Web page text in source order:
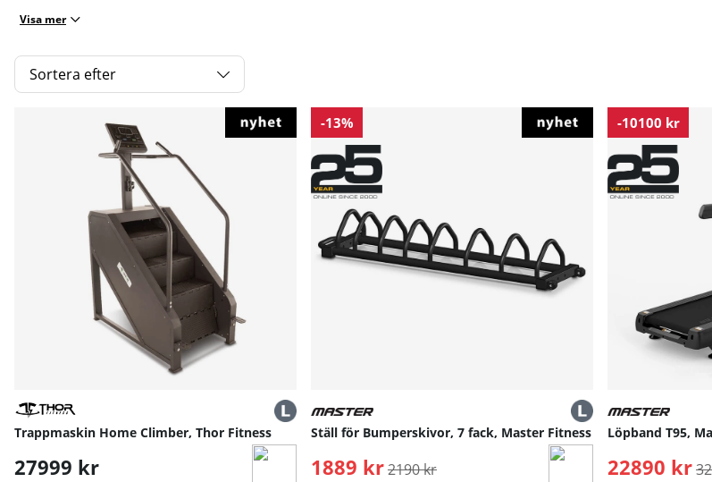
Visa mer
Sortera efter
Trappmaskin Home Climber, Thor Fitness
27999 kr
-13%
Ställ för Bumperskivor, 7 fack, Master Fitness
1889 kr Ordinarie pris:
2190 kr
-10100 kr
Löpband T95,
22890 kr